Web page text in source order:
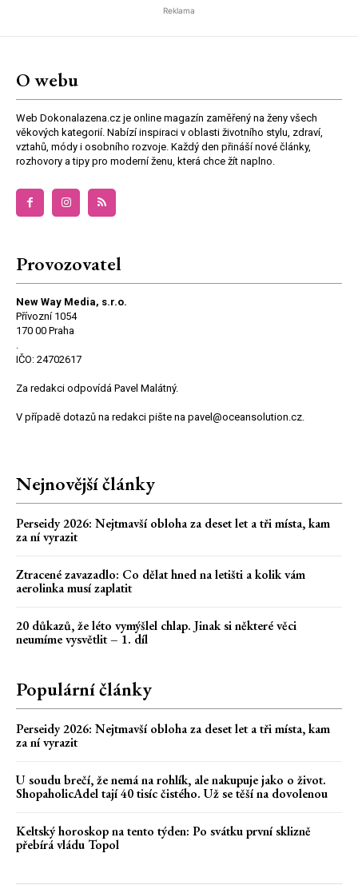
Reklama
O webu
Web Dokonalazena.cz je online magazín zaměřený na ženy všech
věkových kategorií. Nabízí inspiraci v oblasti životního stylu, zdraví,
vztahů, módy i osobního rozvoje. Každý den přináší nové články,
rozhovory a tipy pro moderní ženu, která chce žít naplno.
Provozovatel
New Way Media, s.r.o.
Přívozní 1054
170 00 Praha
.
IČO: 24702617
Za redakci odpovídá Pavel Malátný.
V případě dotazů na redakci pište na pavel@oceansolution.cz.
Nejnovější články
Perseidy 2026: Nejtmavší obloha za deset let a tři místa, kam
za ní vyrazit
Ztracené zavazadlo: Co dělat hned na letišti a kolik vám
aerolinka musí zaplatit
20 důkazů, že léto vymýšlel chlap. Jinak si některé věci
neumíme vysvětlit – 1. díl
Populární články
Perseidy 2026: Nejtmavší obloha za deset let a tři místa, kam
za ní vyrazit
U soudu brečí, že nemá na rohlík, ale nakupuje jako o život.
ShopaholicAdel tají 40 tisíc čistého. Už se těší na dovolenou
Keltský horoskop na tento týden: Po svátku první sklizně
přebírá vládu Topol